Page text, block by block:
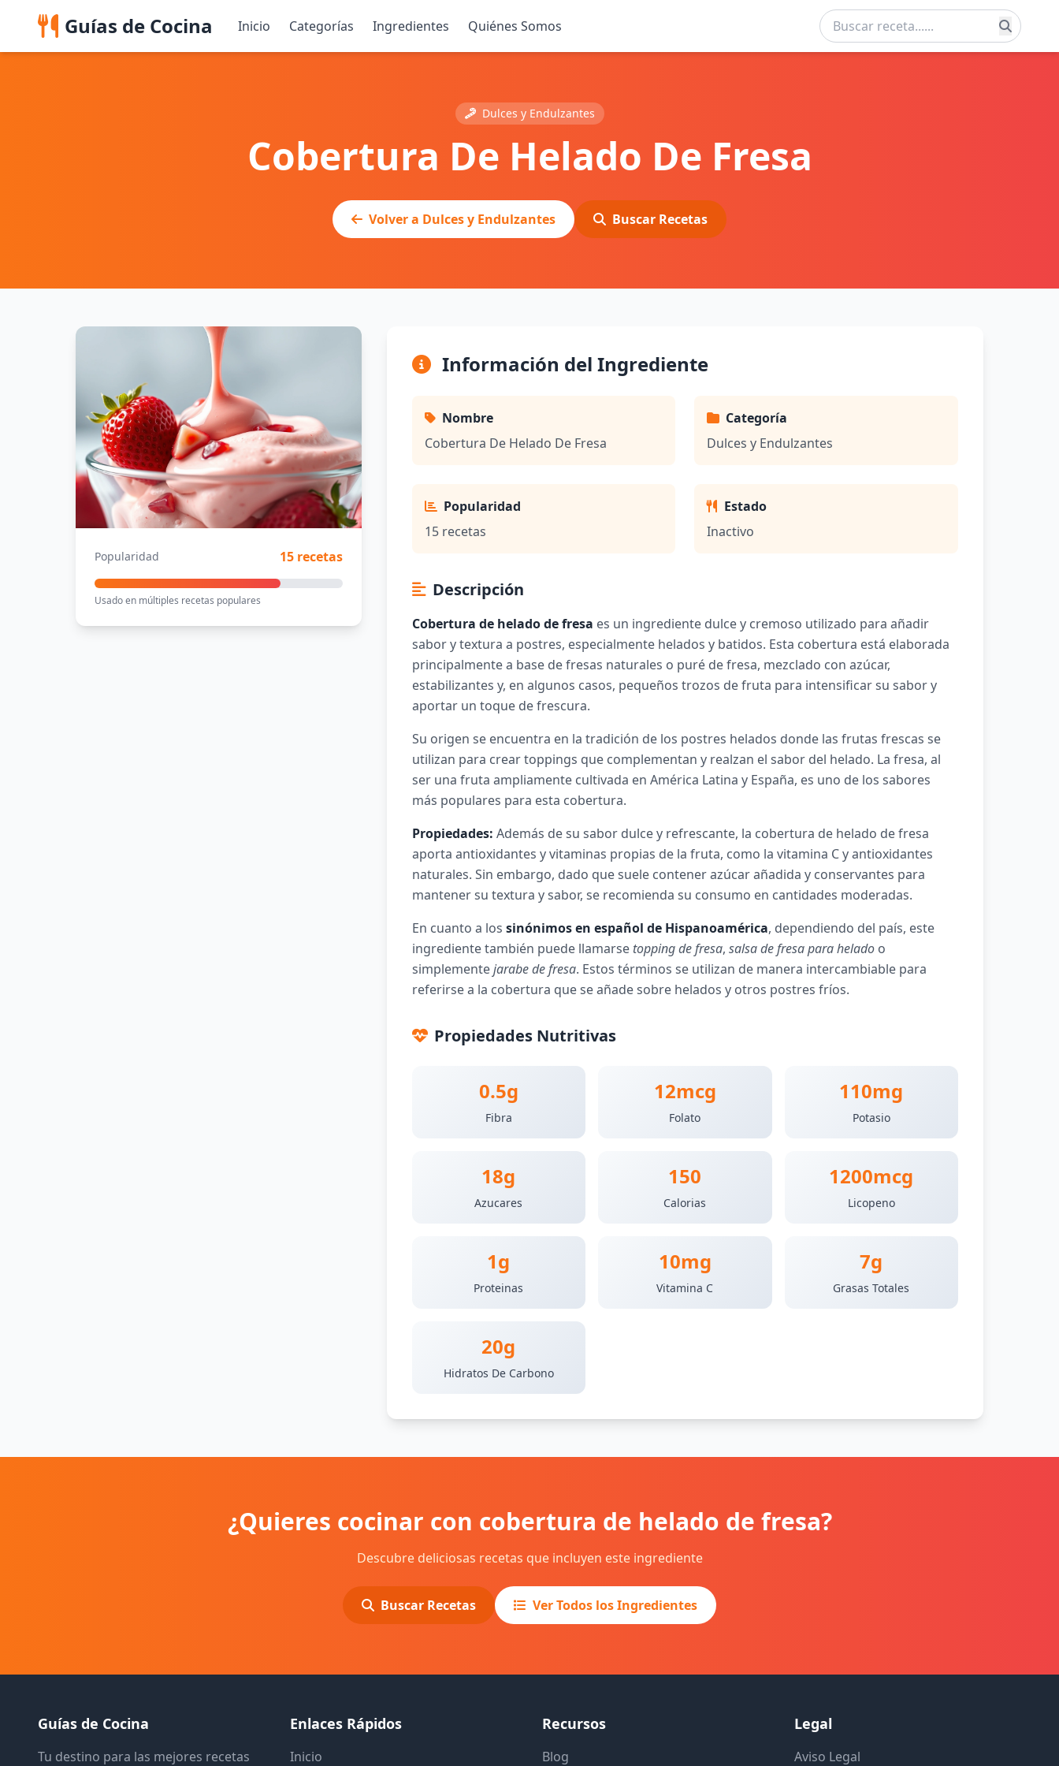
Guías de Cocina Inicio Categorías Ingredientes Quiénes Somos
Dulces y Endulzantes
Cobertura De Helado De Fresa
Volver a Dulces y Endulzantes Buscar Recetas
Popularidad 15 recetas
Usado en múltiples recetas populares
Información del Ingrediente
Nombre
Cobertura De Helado De Fresa
Categoría
Dulces y Endulzantes
Popularidad
15 recetas
Estado
Inactivo
Descripción
Cobertura de helado de fresa es un ingrediente dulce y cremoso utilizado para añadir
sabor y textura a postres, especialmente helados y batidos. Esta cobertura está elaborada
principalmente a base de fresas naturales o puré de fresa, mezclado con azúcar,
estabilizantes y, en algunos casos, pequeños trozos de fruta para intensificar su sabor y
aportar un toque de frescura.
Su origen se encuentra en la tradición de los postres helados donde las frutas frescas se
utilizan para crear toppings que complementan y realzan el sabor del helado. La fresa, al
ser una fruta ampliamente cultivada en América Latina y España, es uno de los sabores
más populares para esta cobertura.
Propiedades: Además de su sabor dulce y refrescante, la cobertura de helado de fresa
aporta antioxidantes y vitaminas propias de la fruta, como la vitamina C y antioxidantes
naturales. Sin embargo, dado que suele contener azúcar añadida y conservantes para
mantener su textura y sabor, se recomienda su consumo en cantidades moderadas.
En cuanto a los sinónimos en español de Hispanoamérica, dependiendo del país, este
ingrediente también puede llamarse topping de fresa, salsa de fresa para heladoo
simplementejarabe de fresa. Estos términos se utilizan de manera intercambiable para
referirse a la cobertura que se añade sobre helados y otros postres fríos.
Propiedades Nutritivas
0.5g
Fibra
12mcg
Folato
110mg
Potasio
18g
Azucares
150
Calorias
1200mcg
Licopeno
1g
Proteinas
10mg
Vitamina C
7g
Grasas Totales
20g
Hidratos De Carbono
¿Quieres cocinar con cobertura de helado de fresa?
Descubre deliciosas recetas que incluyen este ingrediente
Buscar Recetas Ver Todos los Ingredientes
Guías de Cocina
Tu destino para las mejores recetas
Enlaces Rápidos
Inicio
Recursos
Blog
Legal
Aviso Legal